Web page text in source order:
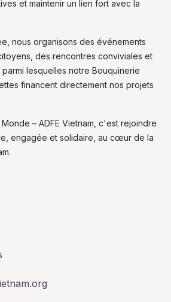
et maintenir un lien fort avec la
nous organisons des événements
des rencontres conviviales et
lesquelles notre Bouquinerie
financent directement nos projets
– ADFE Vietnam, c'est rejoindre
engagée et solidaire, au cœur de la